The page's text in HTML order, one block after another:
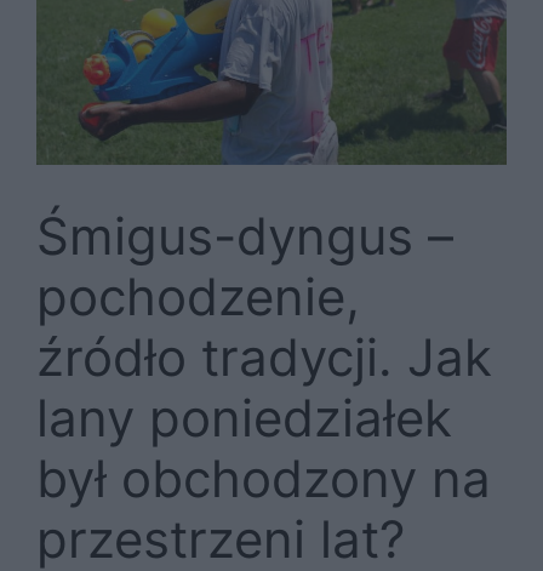
Śmigus-dyngus –
pochodzenie,
źródło tradycji. Jak
lany poniedziałek
był obchodzony na
przestrzeni lat?